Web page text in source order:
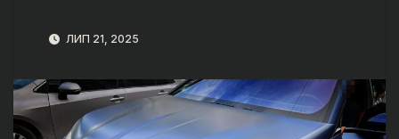
ЛИП 21, 2025